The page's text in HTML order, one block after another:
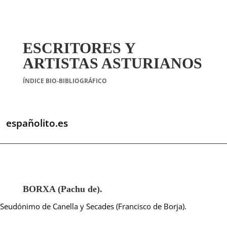
ESCRITORES Y
ARTISTAS ASTURIANOS
ÍNDICE BIO-BIBLIOGRÁFICO
españolito.es
BORXA (Pachu de).
Seudónimo de Canella y Secades (Francisco de Borja).